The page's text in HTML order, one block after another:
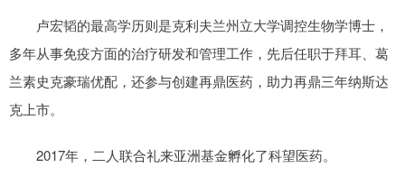
卢宏韬的最高学历则是克利夫兰州立大学调控生物学博士，
多年从事免疫方面的治疗研发和管理工作，先后任职于拜耳、葛
兰素史克豪瑞优配，还参与创建再鼎医药，助力再鼎三年纳斯达
克上市。
2017年，二人联合礼来亚洲基金孵化了科望医药。